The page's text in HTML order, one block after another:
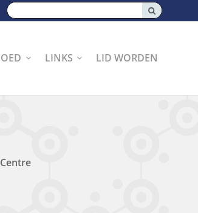
Zoeken:
LINKS LID WORDEN